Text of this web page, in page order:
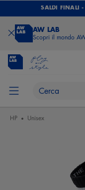
SALDI FINALI
AW LAB
Scopri il mondo
HP Unisex